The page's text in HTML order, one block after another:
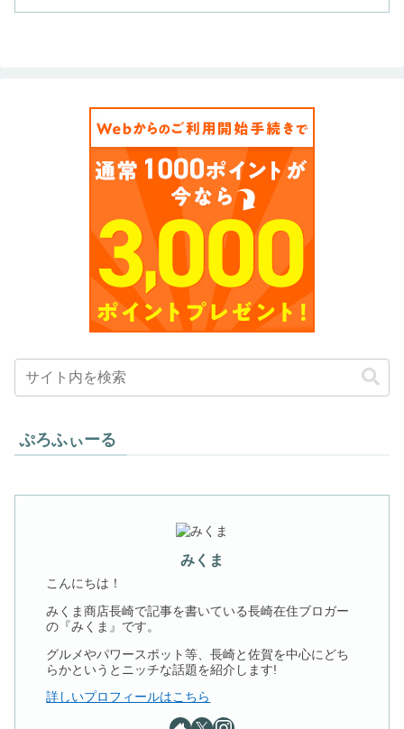
ぷろふぃーる
みくま
こんにちは！
みくま商店長崎で記事を書いている長崎在住ブロガー
の『みくま』です。
グルメやパワースポット等、長崎と佐賀を中心にどち
らかというとニッチな話題を紹介します!
詳しいプロフィールはこちら